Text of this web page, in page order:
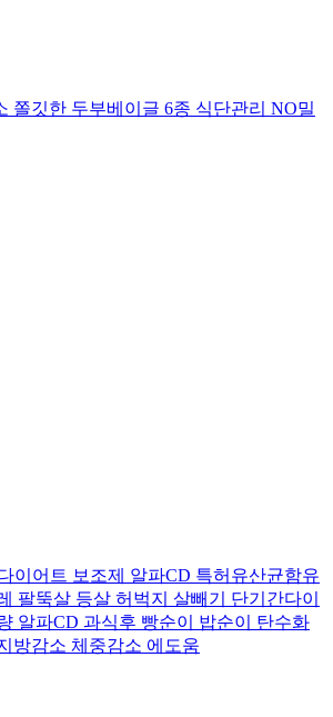
쫄깃한 두부베이글 6종 식단관리 NO밀
이어트 보조제 알파CD 특허유산균함유
팔뚝살 등살 허벅지 살빼기 단기간다이
알파CD 과식후 빵순이 밥순이 탄수화
방감소 체중감소 에도움